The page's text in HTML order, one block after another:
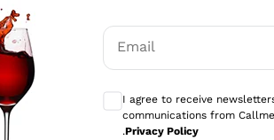
è male ma secondo me ci sono
Email
I agree to receive
communications from
.Privacy Policy